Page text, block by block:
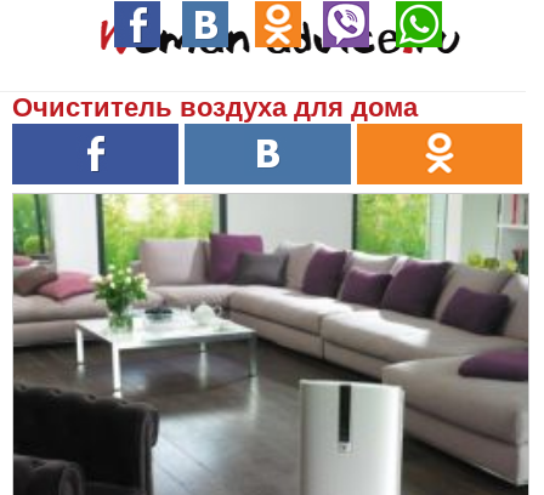
Очиститель воздуха для дома